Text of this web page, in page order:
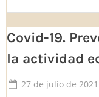
Covid-19.
la actividad
Posted
27 de julio de 2021